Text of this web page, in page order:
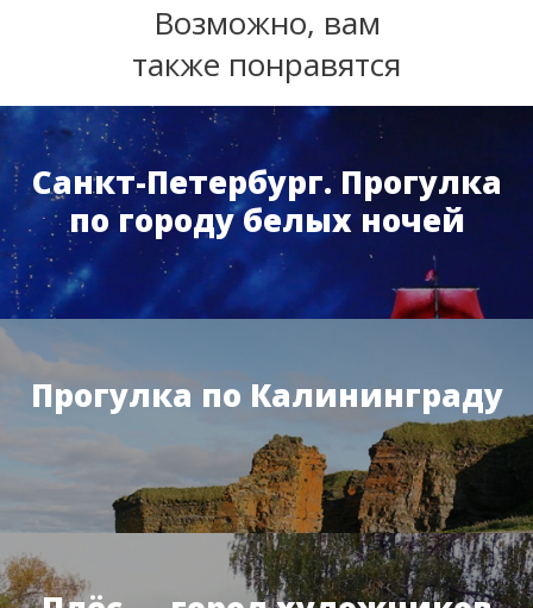
Возможно, вам
также понравятся
Санкт-Петербург. Прогулка
по городу белых ночей
Прогулка по Калининграду